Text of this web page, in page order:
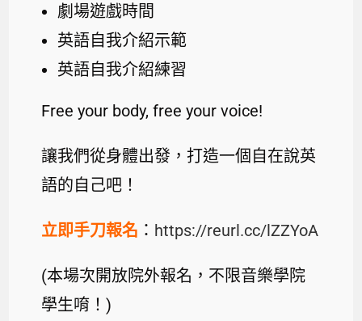
劇場遊戲時間
英語自我介紹示範
英語自我介紹練習
Free your body, free your voice!
讓我們從身體出發，打造一個自在說英
語的自己吧！
立即手刀報名 ： https://reurl.cc/lZZYoA
(本場次開放院外報名，不限音樂學院
學生唷！)